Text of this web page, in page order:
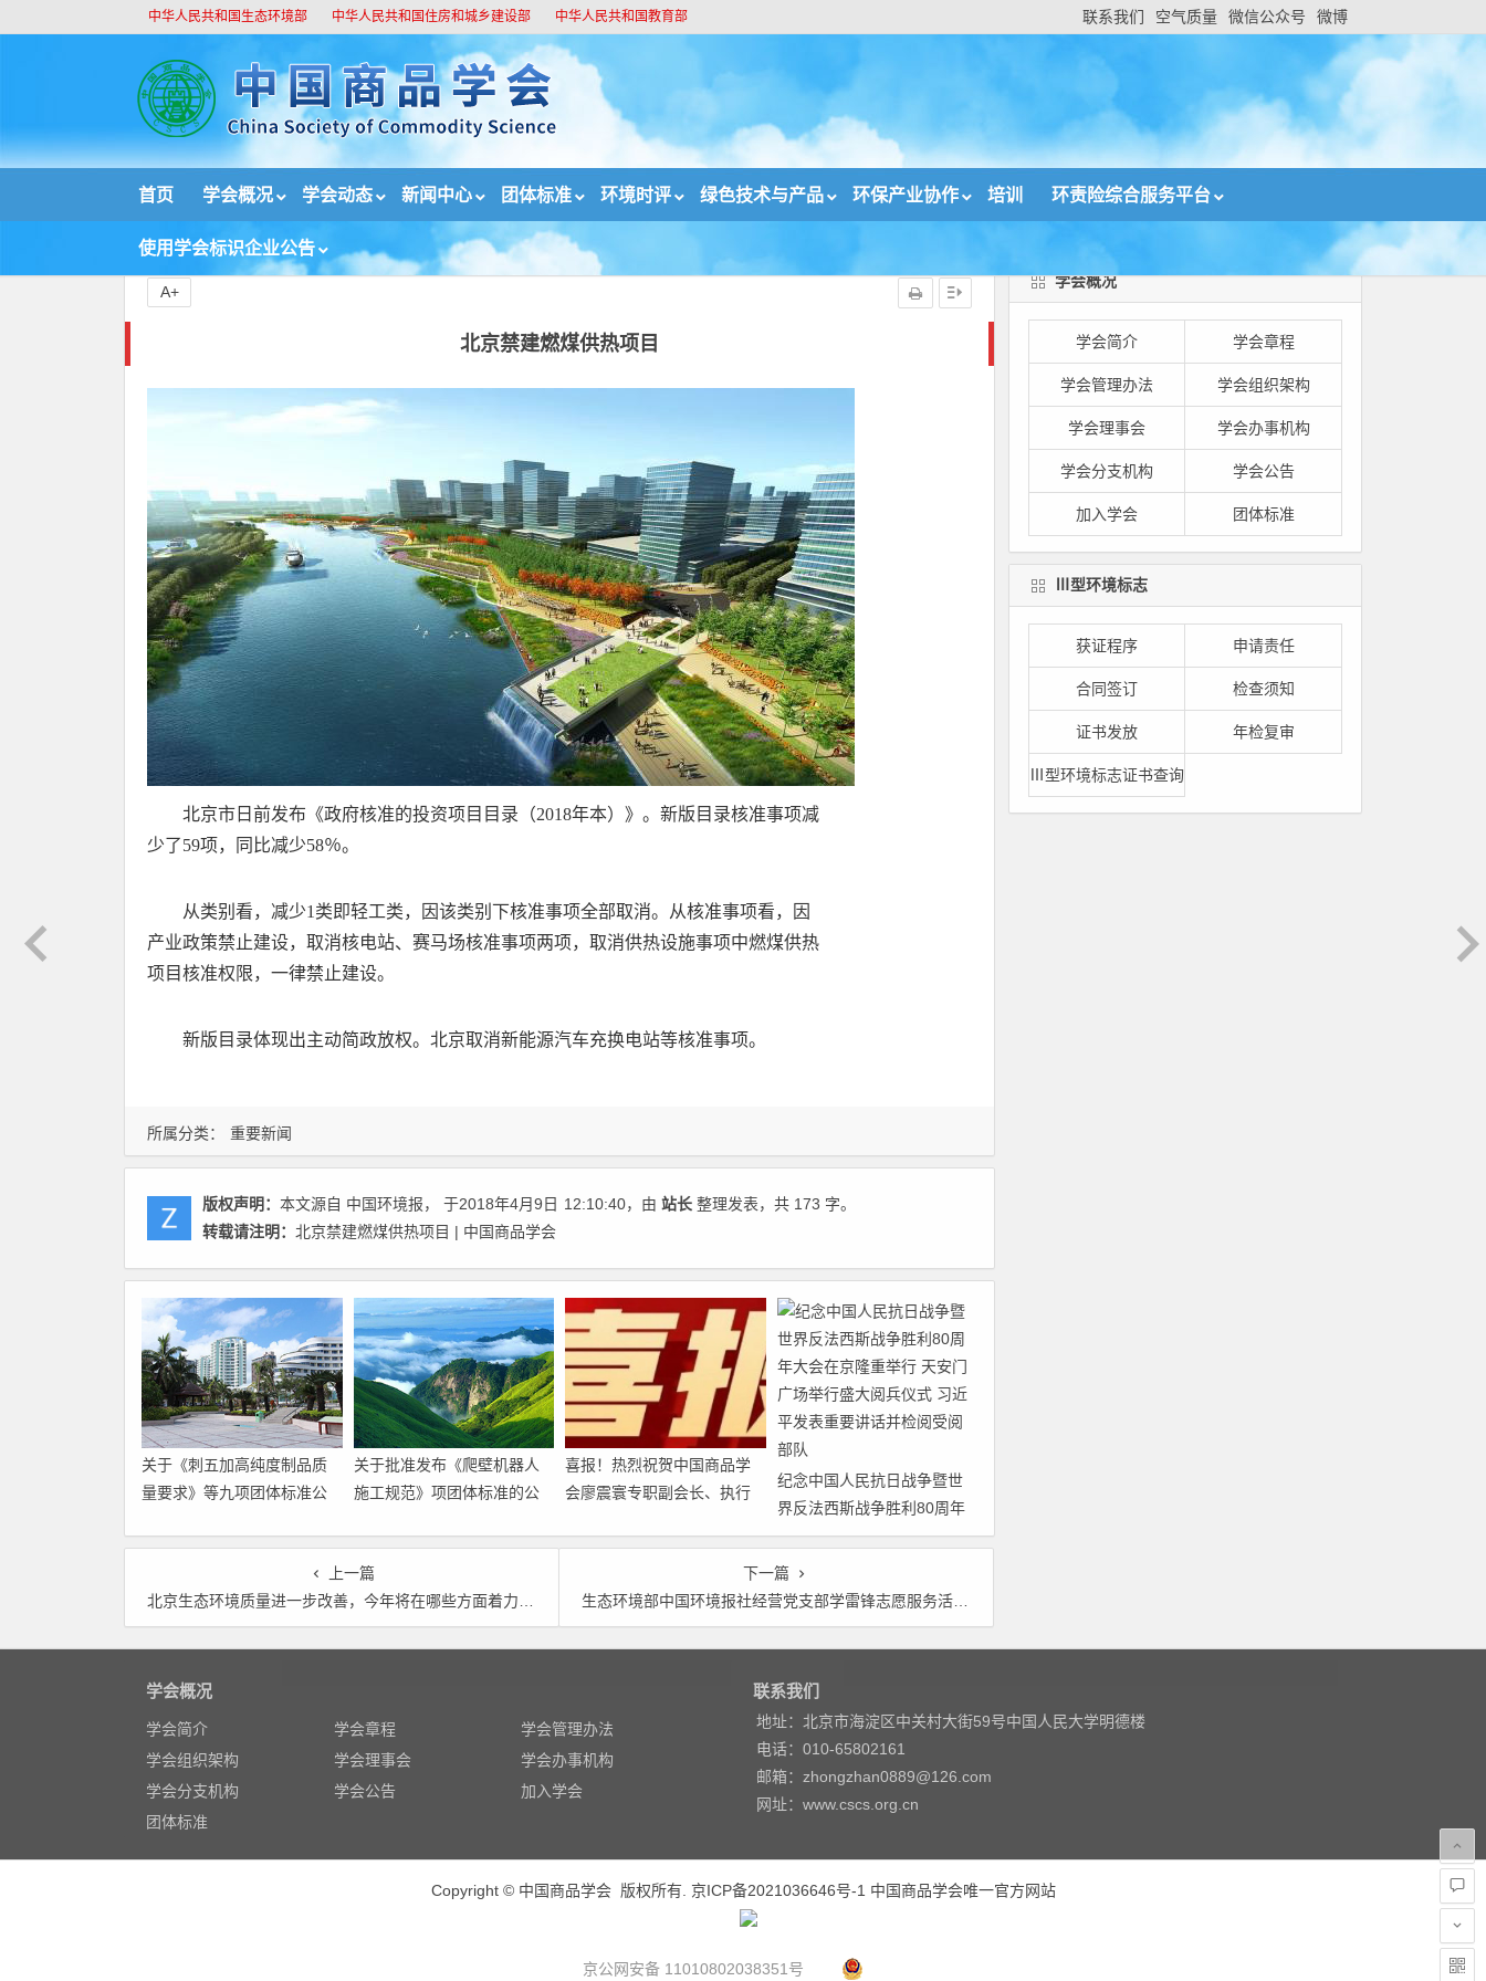
中华人民共和国生态环境部 中华人民共和国住房和城乡建设部 中华人民共和国教育部 联系我们 空气质量 微信公众号 微博
首页 学会概况 学会动态 新闻中心 团体标准 环境时评 绿色技术与产品 环保产业协作 培训 环责险综合服务平台
使用学会标识企业公告
//
首页 新闻中心 重要新闻 北京禁建燃煤供热项目
北京禁建燃煤供热项目
A+
所属分类： 重要新闻
北京市日前发布《政府核准的投资项目目录（2018年本）》。新版目录核准事项减
少了59项，同比减少58％。
从类别看，减少1类即轻工类，因该类别下核准事项全部取消。从核准事项看，因
产业政策禁止建设，取消核电站、赛马场核准事项两项，取消供热设施事项中燃煤供热
项目核准权限，一律禁止建设。
新版目录体现出主动简政放权。北京取消新能源汽车充换电站等核准事项。
版权声明： 本文源自 中国环境报， 于2018年4月9日 12:10:40，由 站长 整理发表，共 173 字。
转载请注明： 北京禁建燃煤供热项目 | 中国商品学会
关于《刺五加高纯度制品质
量要求》等九项团体标准公
关于批准发布《爬壁机器人
施工规范》项团体标准的公
喜报！热烈祝贺中国商品学
会廖震寰专职副会长、执行
纪念中国人民抗日战争暨世
界反法西斯战争胜利80周年
大会在京隆重举行 天安门广
场举行盛大阅兵仪式 习近平
发表重要讲话并检阅受阅部
上一篇
北京生态环境质量进一步改善，今年将在哪些方面着力？ 管控高排放重型柴油车成为重中之重
下一篇
生态环境部中国环境报社经营党支部学雷锋志愿服务活动报告
学会概况
学会简介 学会章程
学会管理办法 学会组织架构
学会理事会 学会办事机构
学会分支机构 学会公告
加入学会 团体标准
Ⅲ型环境标志
获证程序 申请责任
合同签订 检查须知
证书发放 年检复审
Ⅲ型环境标志证书查询
学会概况
学会简介 学会章程
学会管理办法
学会组织架构
学会理事会
学会办事机构
学会分支机构
学会公告
加入学会
团体标准
联系我们
地址：北京市海淀区中关村大街59号中国人民大学明德楼
电话：010-65802161
邮箱：zhongzhan0889@126.com
网址：www.cscs.org.cn
Copyright © 中国商品学会 版权所有. 京ICP备2021036646号-1 中国商品学会唯一官方网站
京公网安备 11010802038351号